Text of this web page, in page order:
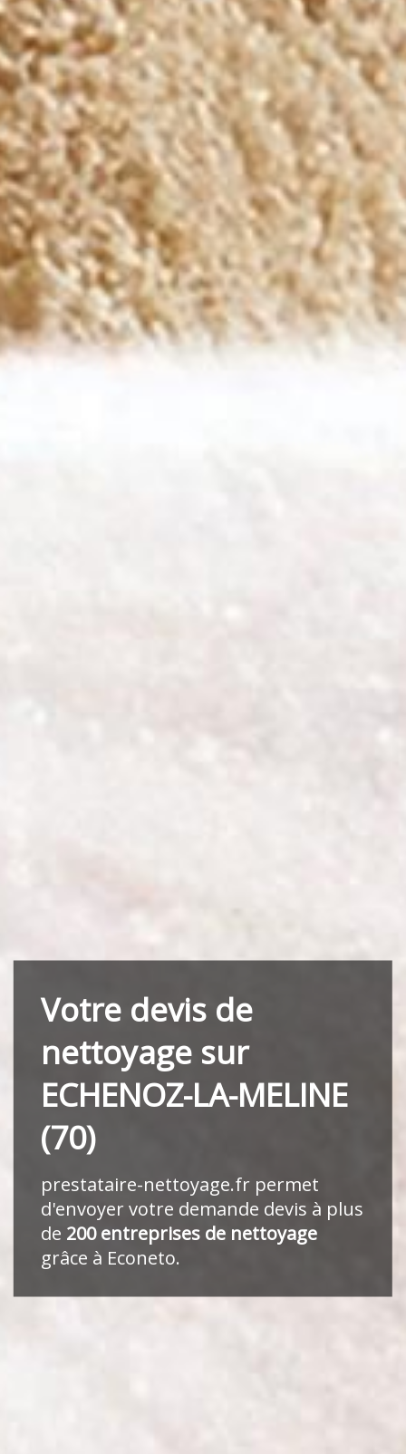
Votre devis de
nettoyage sur
ECHENOZ-LA-MELINE
(70)
prestataire-nettoyage.fr permet
d'envoyer votre demande devis à plus
de 200 entreprises de nettoyage
grâce à Econeto.